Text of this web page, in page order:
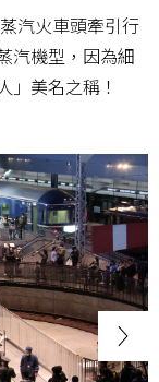
汽火車頭牽引行
汽機型，因為細
」美名之稱！